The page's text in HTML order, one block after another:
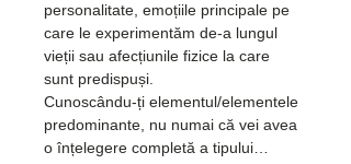
personalitate, emoțiile principale pe
care le experimentăm de-a lungul
vieții sau afecțiunile fizice la care
sunt predispuși.
Cunoscându-ți elementul/elementele
predominante, nu numai că vei avea
o înțelegere completă a tipului…